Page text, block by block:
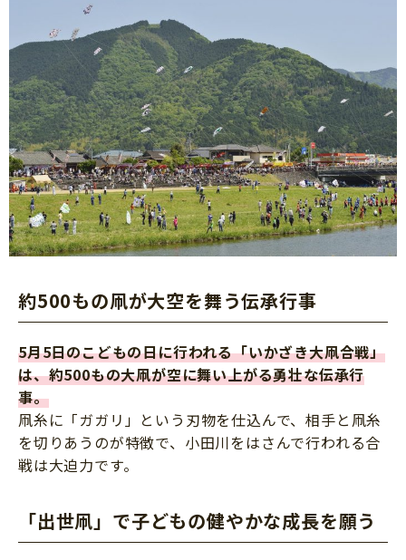
約500もの凧が大空を舞う伝承行事
5月5日のこどもの日に行われる「いかざき大凧合戦」
は、約500もの大凧が空に舞い上がる勇壮な伝承行
事。
凧糸に「ガガリ」という刃物を仕込んで、相手と凧糸
を切りあうのが特徴で、小田川をはさんで行われる合
戦は大迫力です。
「出世凧」で子どもの健やかな成長を願う